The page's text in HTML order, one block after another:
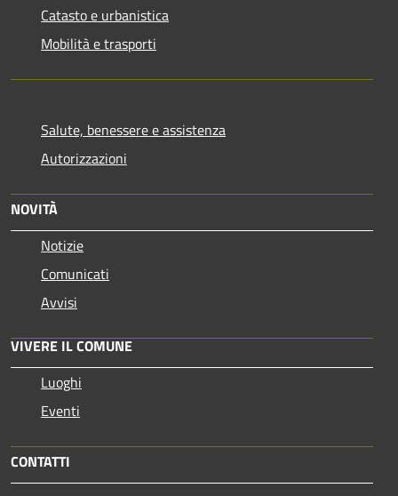
Catasto e urbanistica
Mobilità e trasporti
Salute, benessere e assistenza
Autorizzazioni
NOVITÀ
Notizie
Comunicati
Avvisi
VIVERE IL COMUNE
Luoghi
Eventi
CONTATTI